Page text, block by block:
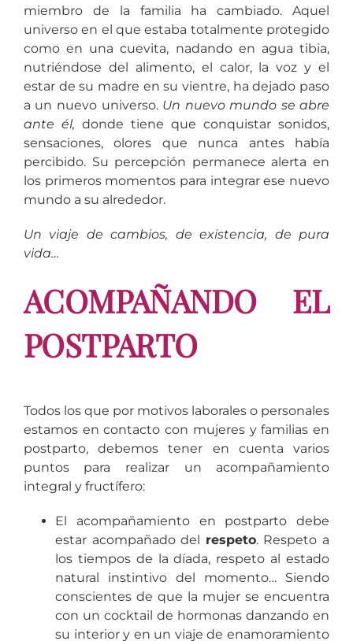
miembro de la familia ha cambiado. Aquel
universo en el que estaba totalmente protegido
como en una cuevita, nadando en agua tibia,
nutriéndose del alimento, el calor, la voz y el
estar de su madre en su vientre, ha dejado paso
a un nuevo universo. Un nuevo mundo se abre
ante él, donde tiene que conquistar sonidos,
sensaciones, olores que nunca antes había
percibido. Su percepción permanece alerta en
los primeros momentos para integrar ese nuevo
mundo a su alrededor.
Un viaje de cambios, de existencia, de pura
vida…
ACOMPAÑANDO EL
POSTPARTO
Todos los que por motivos laborales o personales
estamos en contacto con mujeres y familias en
postparto, debemos tener en cuenta varios
puntos para realizar un acompañamiento
integral y fructífero:
El acompañamiento en postparto debe
estar acompañado del respeto. Respeto a
los tiempos de la díada, respeto al estado
natural instintivo del momento… Siendo
conscientes de que la mujer se encuentra
con un cocktail de hormonas danzando en
su interior y en un viaje de enamoramiento